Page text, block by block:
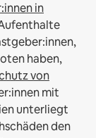
in
haben,
von
mit
unterliegt
den